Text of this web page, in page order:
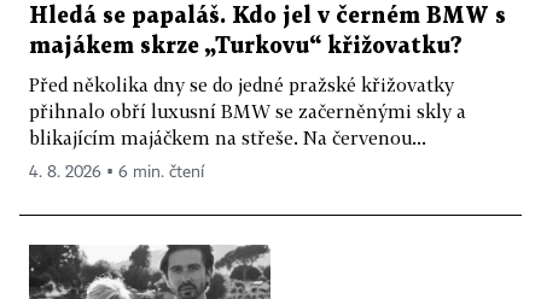
Hledá se papaláš. Kdo jel v černém BMW s
majákem skrze „Turkovu“ křižovatku?
Před několika dny se do jedné pražské křižovatky
přihnalo obří luxusní BMW se začerněnými skly a
blikajícím majáčkem na střeše. Na červenou...
4. 8. 2026 ▪ 6 min. čtení